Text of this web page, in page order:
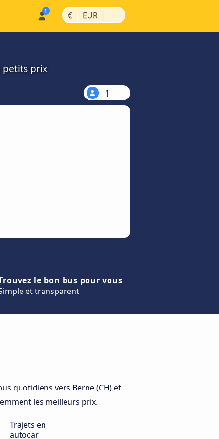
€ | EUR |
petits prix
1
le bon bus pour vous
et transparent
quotidiens vers Berne (CH) et
les meilleurs prix.
Trajets en
autocar